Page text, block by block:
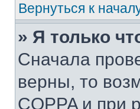
Вернуться к
» Я только
Сначала
верны, то
COPPA и при